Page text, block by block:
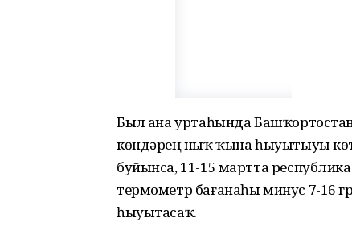
Был аҙна уртаһында
көндәрҙең ныҡ ҡына һыуытыуы
буйынса, 11-15 мартта
термометр бағанаһы минус 7-16
һыуытасаҡ.